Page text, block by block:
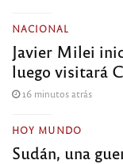
NACIONAL
Javier Milei
luego visitará
16 minutos atrás
HOY MUNDO
Sudán, una